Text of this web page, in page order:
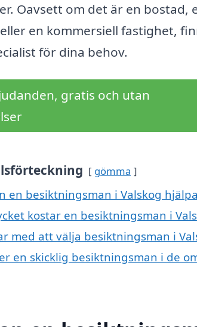
Oavsett om det är en bostad,
en kommersiell fastighet,
för dina behov.
gratis och utan
gömma
en besiktningsman i Valskog
kostar en besiktningsman i
med att välja besiktningsman i
en skicklig besiktningsman i de